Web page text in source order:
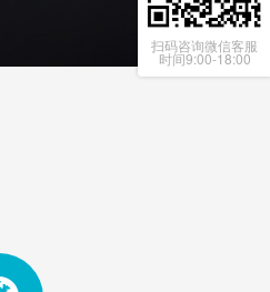
扫码咨询微信客服
时间9:00-18:00